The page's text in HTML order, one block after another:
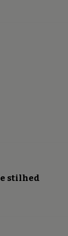
stilhed